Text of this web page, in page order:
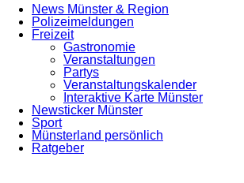
News Münster & Region
Polizeimeldungen
Freizeit
Gastronomie
Veranstaltungen
Partys
Veranstaltungskalender
Interaktive Karte Münster
Newsticker Münster
Sport
Münsterland persönlich
Ratgeber
Anzeige
Anzeige